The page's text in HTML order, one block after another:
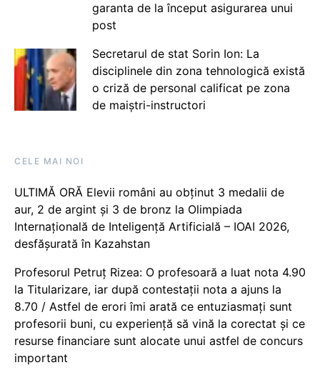
garanta de la început asigurarea unui
post
Secretarul de stat Sorin Ion: La
disciplinele din zona tehnologică există
o criză de personal calificat pe zona
de maiștri-instructori
CELE MAI NOI
ULTIMĂ ORĂ Elevii români au obținut 3 medalii de
aur, 2 de argint și 3 de bronz la Olimpiada
Internațională de Inteligență Artificială – IOAI 2026,
desfășurată în Kazahstan
Profesorul Petruț Rizea: O profesoară a luat nota 4.90
la Titularizare, iar după contestații nota a ajuns la
8.70 / Astfel de erori îmi arată ce entuziasmați sunt
profesorii buni, cu experiență să vină la corectat și ce
resurse financiare sunt alocate unui astfel de concurs
important